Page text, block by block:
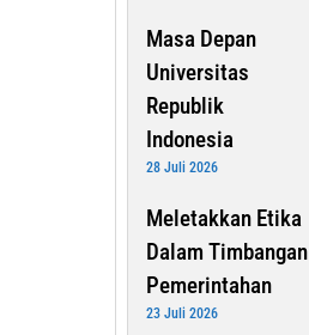
Masa Depan
Universitas
Republik
Indonesia
28 Juli 2026
Meletakkan Etika
Dalam Timbangan
Pemerintahan
23 Juli 2026